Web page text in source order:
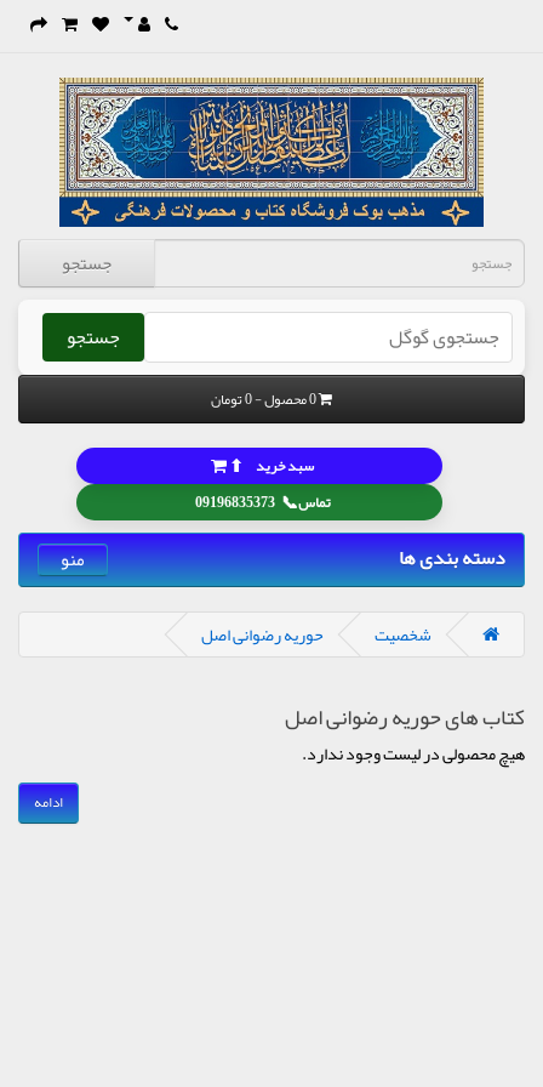
جستجو
جستجو
0 محصول - 0 تومان
تماس📞
09196835373
سبد خرید ⬆
دسته بندی ها منو
شخصیت حوریه رضوانی اصل
کتاب های حوریه رضوانی اصل
هیچ محصولی در لیست وجود ندارد.
ادامه